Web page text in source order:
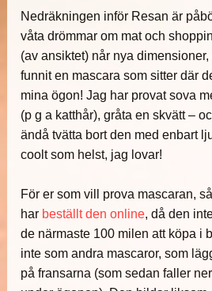
Nedräkningen inför Resan är
våta drömmar om mat och
(av ansiktet) når nya
funnit en mascara som sitter där
mina ögon! Jag har provat sova
(p g a katthår), gråta en skvätt –
ändå tvätta bort den med enbart
coolt som helst, jag lovar!
För er som vill prova mascaran,
har beställt den online, då den
de närmaste 100 milen att köpa i
inte som andra mascaror, som
på fransarna (som sedan faller